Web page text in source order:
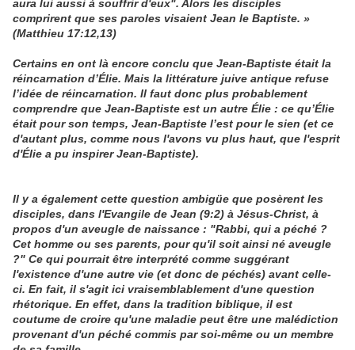
aura lui aussi à souffrir d'eux". Alors les disciples
comprirent que ses paroles visaient Jean le Baptiste. »
(Matthieu 17:12,13)
Certains en ont là encore conclu que Jean-Baptiste était la
réincarnation d’Élie. Mais la littérature juive antique refuse
l’idée de réincarnation. Il faut donc plus probablement
comprendre que Jean-Baptiste est un autre Élie : ce qu’Élie
était pour son temps, Jean-Baptiste l’est pour le sien (et ce
d'autant plus, comme nous l'avons vu plus haut, que l'esprit
d'Élie a pu inspirer Jean-Baptiste).
Il y a également cette question ambigüe que posèrent les
disciples, dans l'Evangile de Jean (9:2) à Jésus-Christ, à
propos d'un aveugle de naissance : "Rabbi, qui a péché ?
Cet homme ou ses parents, pour qu'il soit ainsi né aveugle
?" Ce qui pourrait être interprété comme suggérant
l'existence d'une autre vie (et donc de péchés) avant celle-
ci. En fait, il s'agit ici vraisemblablement d'une question
rhétorique. En effet, dans la tradition biblique, il est
coutume de croire qu'une maladie peut être une malédiction
provenant d'un péché commis par soi-même ou un membre